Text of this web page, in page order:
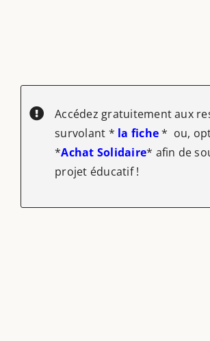
Accédez gratuitement aux
survolant * la fiche* ou,
*Achat Solidaire* afin de
projet éducatif !